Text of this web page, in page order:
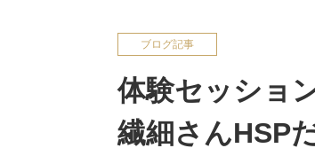
ブログ記事
体験セッショ
繊細さんHSP